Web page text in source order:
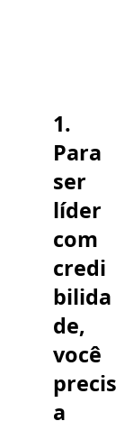
1.
Para
ser
líder
com
credi
bilida
de,
você
precis
a